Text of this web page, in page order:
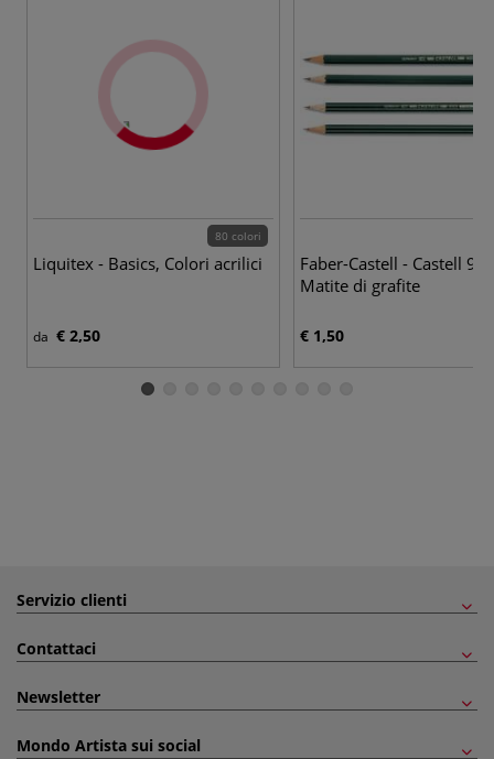
80 colori
Liquitex - Basics, Colori acrilici
da € 2,50
Faber-Castell - Castell
Matite di grafite
€ 1,50
Servizio clienti
Contattaci
Newsletter
Mondo Artista sui social